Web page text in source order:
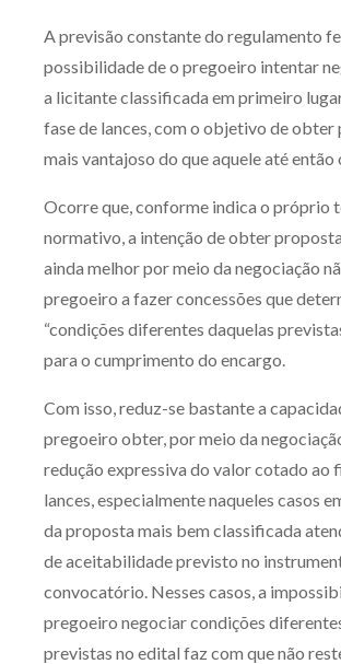
A previsão constante do regulamento
possibilidade de o pregoeiro intentar
a licitante classificada em primeiro
fase de lances, com o objetivo de obter
mais vantajoso do que aquele até
Ocorre que, conforme indica o próprio
normativo, a intenção de obter
ainda melhor por meio da negociação
pregoeiro a fazer concessões que
“condições diferentes daquelas
para o cumprimento do encargo.
Com isso, reduz-se bastante a
pregoeiro obter, por meio da
redução expressiva do valor cotado ao
lances, especialmente naqueles casos
da proposta mais bem classificada
de aceitabilidade previsto no
convocatório. Nesses casos, a
pregoeiro negociar condições
previstas no edital faz com que não